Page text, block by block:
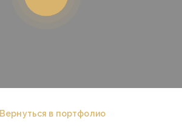
Вернуться в портфолио